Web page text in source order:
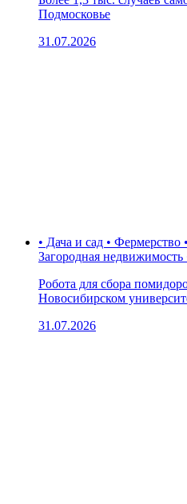
Подмосковье
31.07.2026
• Дача и сад • Фермерство
Загородная недвижимость
Робота для сбора
Новосибирском
31.07.2026